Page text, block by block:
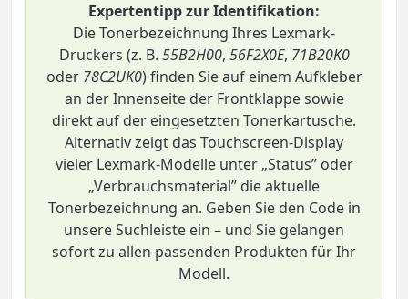
Expertentipp zur Identifikation:
Die Tonerbezeichnung Ihres Lexmark-
Druckers (z. B. 55B2H00, 56F2X0E, 71B20K0
oder 78C2UK0) finden Sie auf einem Aufkleber
an der Innenseite der Frontklappe sowie
direkt auf der eingesetzten Tonerkartusche.
Alternativ zeigt das Touchscreen-Display
vieler Lexmark-Modelle unter „Status” oder
„Verbrauchsmaterial” die aktuelle
Tonerbezeichnung an. Geben Sie den Code in
unsere Suchleiste ein – und Sie gelangen
sofort zu allen passenden Produkten für Ihr
Modell.